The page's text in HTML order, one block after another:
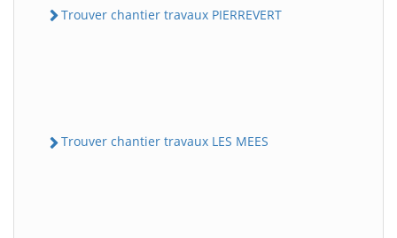
Trouver chantier travaux PIERREVERT
Trouver chantier travaux LES MEES